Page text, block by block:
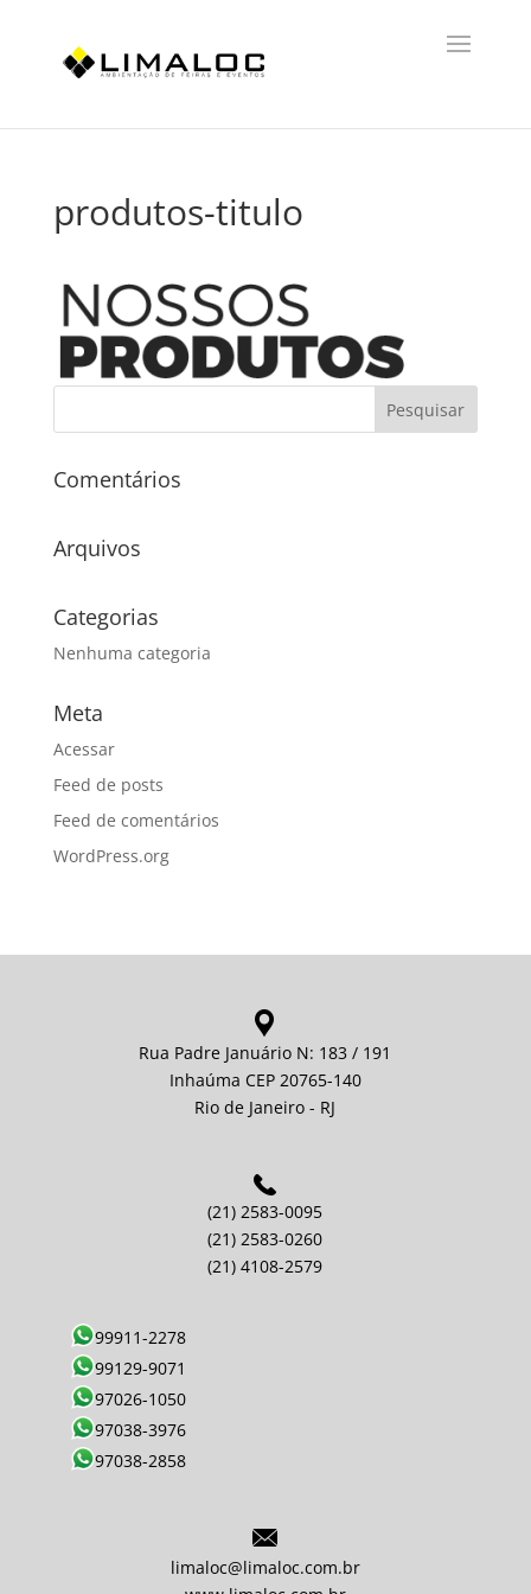
produtos-titulo
Comentários
Arquivos
Categorias
Nenhuma categoria
Meta
Acessar
Feed de posts
Feed de comentários
WordPress.org
Rua Padre Januário N: 183 / 191
Inhaúma CEP 20765-140
Rio de Janeiro - RJ
(21) 2583-0095
(21) 2583-0260
(21) 4108-2579
99911-2278
99129-9071
97026-1050
97038-3976
97038-2858
limaloc@limaloc.com.br